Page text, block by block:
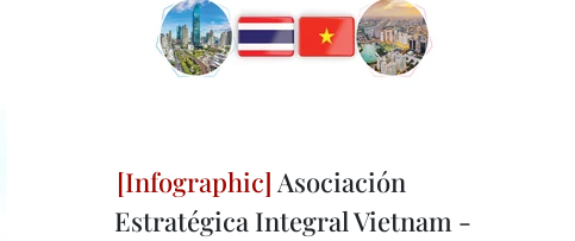
Asociación
Estratégica Integral Vietnam -